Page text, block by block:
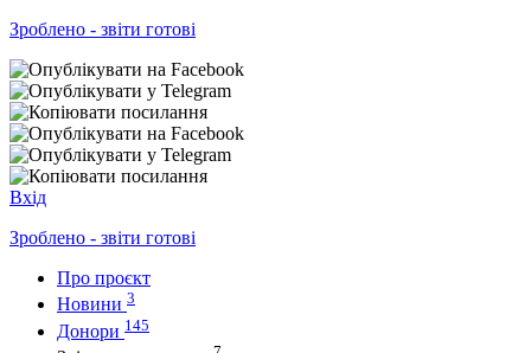
Зроблено - звіти готові
Вхід
Зроблено - звіти готові
Про проєкт
Новини 3
Донори 145